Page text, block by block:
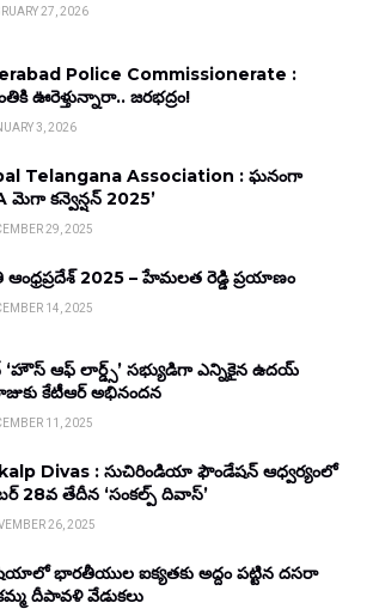
27, 2026
Police Commissionerate :
ఊరెళ్తున్నారా.. జరభద్రం!
3, 2026
Telangana Association : ఘనంగా
మెగా కన్వెన్షన్ 2025’
29, 2025
ఆంధ్రప్రదేశ్ 2025 – హేమలత రెడ్డి ప్రయాణం
14, 2025
‘హౌస్ ఆఫ్ లార్డ్స్’ సభ్యుడిగా ఎన్నికైన ఉదయ్
కేటీఆర్ అభినందన
11, 2025
Divas : సుచిరిండియా ఫౌండేషన్ ఆధ్వర్యంలో
28వ తేదీన ‘సంకల్ప్ దివాస్’
26, 2025
భారతీయుల ఐక్యతకు అద్దం పట్టిన దసరా
దీపావళి వేడుకలు